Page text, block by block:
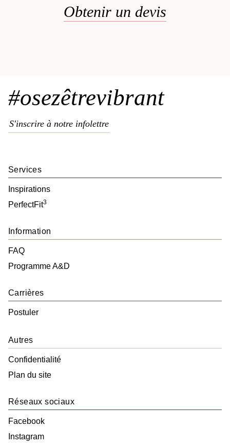
Obtenir un devis
#osezêtrevibrant
S'inscrire à notre infolettre
Services
Inspirations
PerfectFit3
Information
FAQ
Programme A&D
Carrières
Postuler
Réseaux sociaux
Facebook
Instagram
Autres
Confidentialité
Plan du site